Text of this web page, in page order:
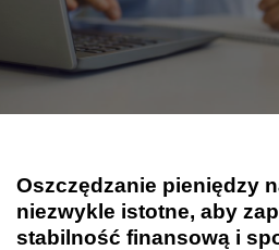
Oszczędzanie pieniędzy
niezwykle istotne, aby
stabilność finansową i